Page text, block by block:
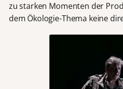
zu starken Momenten der
dem Ökologie-Thema keine